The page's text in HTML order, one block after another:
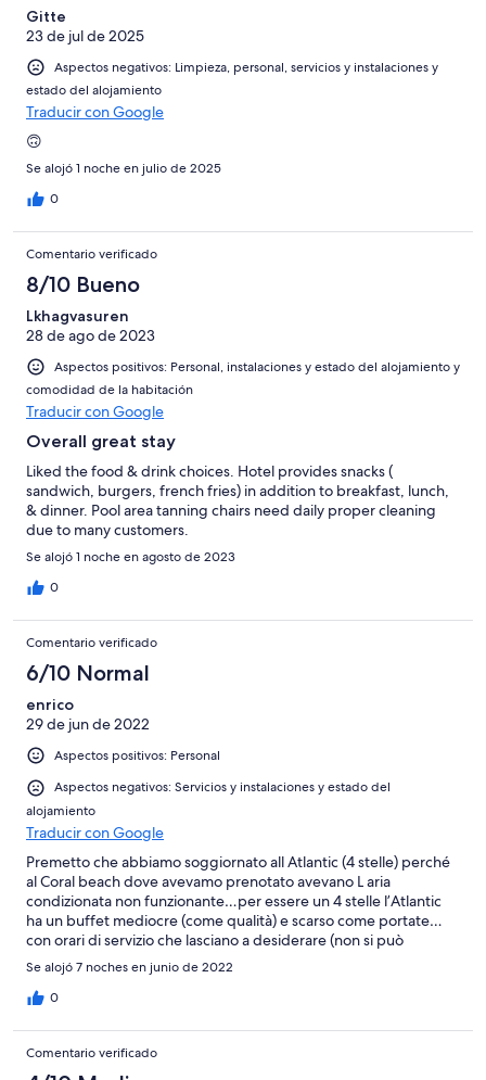
Gitte
23 de jul de 2025
Aspectos negativos: Limpieza, personal, servicios y instalaciones y
estado del alojamiento
Traducir con Google
🙃
Se alojó 1 noche en julio de 2025
0
Comentario verificado
8/10 Bueno
Lkhagvasuren
28 de ago de 2023
Aspectos positivos: Personal, instalaciones y estado del alojamiento y
comodidad de la habitación
Traducir con Google
Overall great stay
Liked the food & drink choices. Hotel provides snacks (
sandwich, burgers, french fries) in addition to breakfast, lunch,
& dinner. Pool area tanning chairs need daily proper cleaning
due to many customers.
Se alojó 1 noche en agosto de 2023
0
Comentario verificado
6/10 Normal
enrico
29 de jun de 2022
Aspectos positivos: Personal
Aspectos negativos: Servicios y instalaciones y estado del
alojamiento
Traducir con Google
Premetto che abbiamo soggiornato all Atlantic (4 stelle) perché
al Coral beach dove avevamo prenotato avevano L aria
condizionata non funzionante…per essere un 4 stelle l’Atlantic
ha un buffet mediocre (come qualità) e scarso come portate…
con orari di servizio che lasciano a desiderare (non si può
chiudere la cucina alle 21:30 a Ibiza) La pulizia delle stanze lascia
molto a disiderare L unica nota positiva il personale alla reception
(Antonio) che con la sua professionalità e cortesia mette a
anni) sono rimasto molto deluso…ottima la zona ma la struttura
lascia molto a desiderare pur essendo un 4 stelle.
Se alojó 7 noches en junio de 2022
0
Comentario verificado